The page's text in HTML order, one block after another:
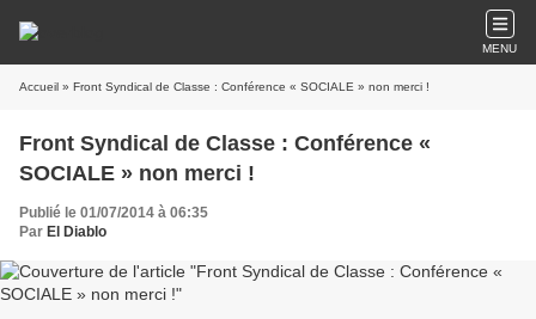
MENU
Accueil » Front Syndical de Classe : Conférence « SOCIALE » non merci !
Front Syndical de Classe : Conférence «
SOCIALE » non merci !
Publié le 01/07/2014 à 06:35
Par El Diablo